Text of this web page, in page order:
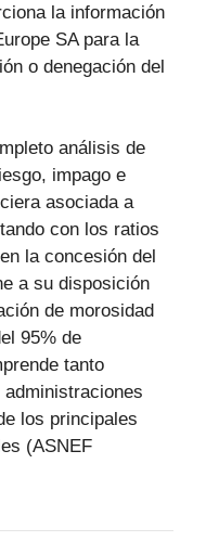
la información
SA para la
o denegación del
análisis de
impago e
asociada a
con los ratios
la concesión del
a su disposición
de morosidad
95% de
tanto
los principales
(ASNEF